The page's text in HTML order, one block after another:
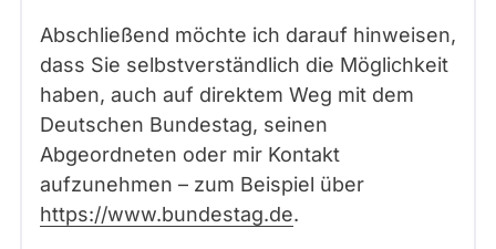
Abschließend möchte ich darauf hinweisen,
dass Sie selbstverständlich die Möglichkeit
haben, auch auf direktem Weg mit dem
Deutschen Bundestag, seinen
Abgeordneten oder mir Kontakt
aufzunehmen – zum Beispiel über
https://www.bundestag.de.